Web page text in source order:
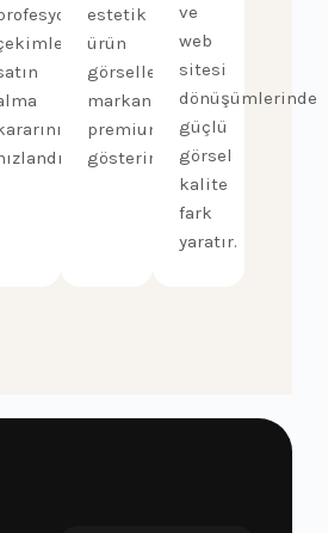
estetik
ürün
görselleri
markanızı
premium
gösterir.
ve
web
sitesi
dönüşümlerinde
güçlü
görsel
kalite
fark
yaratır.